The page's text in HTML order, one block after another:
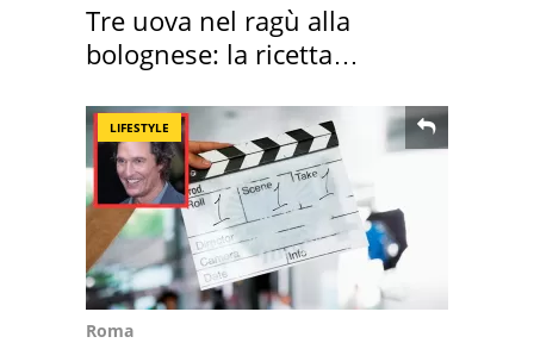
Tre uova nel ragù alla
bolognese: la ricetta
LIFESTYLE
Roma